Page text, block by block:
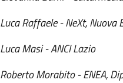
Luca Raffaele - NeXt,
Luca Masi - ANCI Lazio
Roberto Morabito - ENEA,